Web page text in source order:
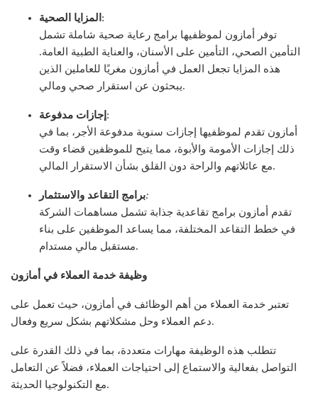
المزايا الصحية :
توفر أمازون لموظفيها برامج رعاية صحية شاملة تشمل
التأمين الصحي، التأمين على الأسنان، والعناية الطبية العامة.
هذه المزايا تجعل العمل في أمازون مغريًا للعاملين الذين
يبحثون عن استقرار صحي ومالي.
إجازات مدفوعة :
أمازون تقدم لموظفيها إجازات سنوية مدفوعة الأجر، بما في
ذلك إجازات الأمومة والأبوة، مما يتيح للموظفين قضاء وقت
مع عائلاتهم والراحة دون القلق بشأن الاستقرار المالي.
برامج التقاعد والاستثمار:
تقدم أمازون برامج تقاعدية جذابة تشمل مساهمات الشركة
في خطط التقاعد المختلفة، مما يساعد الموظفين على بناء
مستقبل مالي مستدام.
وظيفة خدمة العملاء في أمازون
تعتبر خدمة العملاء من أهم الوظائف في أمازون، حيث تعمل على
دعم العملاء وحل مشكلاتهم بشكل سريع وفعال.
تتطلب هذه الوظيفة مهارات متعددة، بما في ذلك القدرة على
التواصل بفعالية والاستماع إلى احتياجات العملاء، فضلاً عن التعامل
مع التكنولوجيا الحديثة.